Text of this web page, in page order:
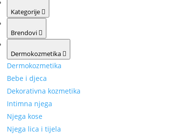
Kategorije
Brendovi
Dermokozmetika
Dermokozmetika
Bebe i djeca
Dekorativna kozmetika
Intimna njega
Njega kose
Njega lica i tijela